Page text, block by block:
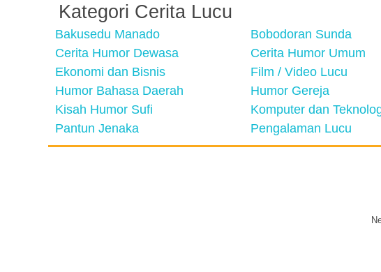
Kategori Cerita Lucu
Bakusedu Manado Bobodoran Sunda
Cerita Humor Dewasa
Cerita Humor Umum
Ekonomi dan Bisnis
Film / Video Lucu
Humor Bahasa Daerah
Humor Gereja
Kisah Humor Sufi
Komputer dan
Pantun Jenaka
Pengalaman Lucu